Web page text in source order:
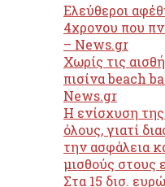
Ελεύθεροι
4χρονου που
– News.gr
Χωρίς τις
πισίνα beach
News.gr
Η ενίσχυση
όλους, γιατί
την ασφάλεια
μισθούς στους
Στα 15 δισ.